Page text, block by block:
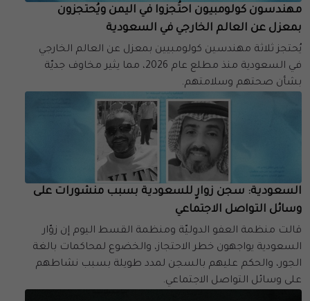
مهندسون كولومبيون احتُجزوا في اليمن ويُحتجزون
بمعزل عن العالم الخارجي في السعودية
يُحتجز ثلاثة مهندسين كولومبيين بمعزل عن العالم الخارجي
في السعودية منذ مطلع عام 2026، مما يثير مخاوف جديّة
بشأن صحتهم وسلامتهم.
السعودية: سجن زوارٍ للسعودية بسبب منشورات على
وسائل التواصل الاجتماعي
قالت منظمة العفو الدوليّة ومنظمة القسط اليوم إن زوّار
السعودية يواجهون خطر الاحتجاز، والخضوع لمحاكمات بالغة
الجور، والحكم عليهم بالسجن لمدد طويلة بسبب نشاطهم
على وسائل التواصل الاجتماعي.